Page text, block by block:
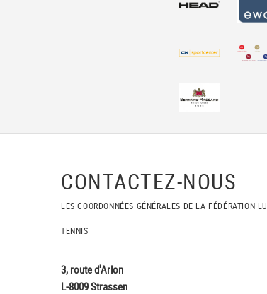
CONTACTEZ-NOUS
LES COORDONNÉES GÉNÉRALES DE LA FÉDÉRATION
TENNIS
3, route d'Arlon
L-8009 Strassen